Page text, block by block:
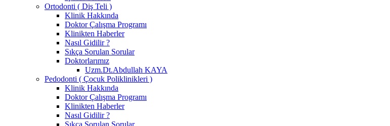
Ortodonti ( Diş Teli )
Klinik Hakkında
Doktor Çalışma Programı
Klinikten Haberler
Nasıl Gidilir ?
Sıkça Sorulan Sorular
Doktorlarımız
Uzm.Dt.Abdullah KAYA
Pedodonti ( Çocuk Poliklinikleri )
Klinik Hakkında
Doktor Çalışma Programı
Klinikten Haberler
Nasıl Gidilir ?
Sıkça Sorulan Sorular